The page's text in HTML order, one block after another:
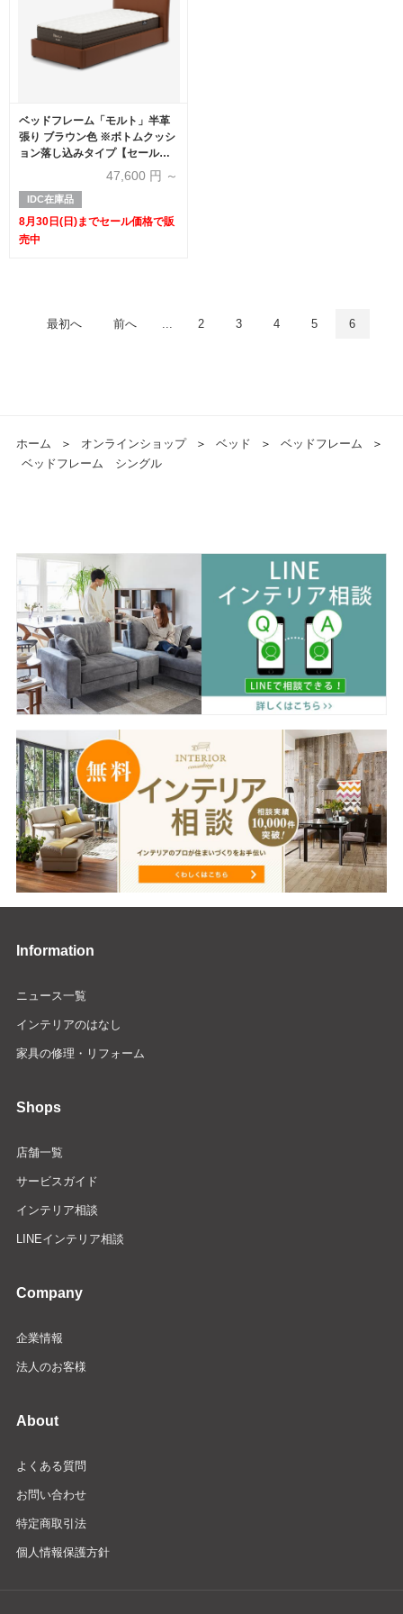
ベッドフレーム「モルト」半革
張り ブラウン色 ※ボトムクッシ
ョン落し込みタイプ【セール対
象品のため60%OFF】47,600 円 ～
IDC在庫品
8月30日(日)までセール価格で販
売中
最初へ 前へ 2 3 4 5 6
ホーム ＞ オンラインショップ ＞ ベッド ＞ ベッドフレーム
＞
ベッドフレーム シングル
Information
ニュース一覧
インテリアのはなし
家具の修理・リフォーム
Shops
店舗一覧
サービスガイド
インテリア相談
LINEインテリア相談
Company
企業情報
法人のお客様
About
よくある質問
お問い合わせ
特定商取引法
個人情報保護方針